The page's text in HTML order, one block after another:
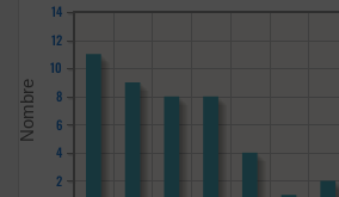
2
4
6
8
10
12
14